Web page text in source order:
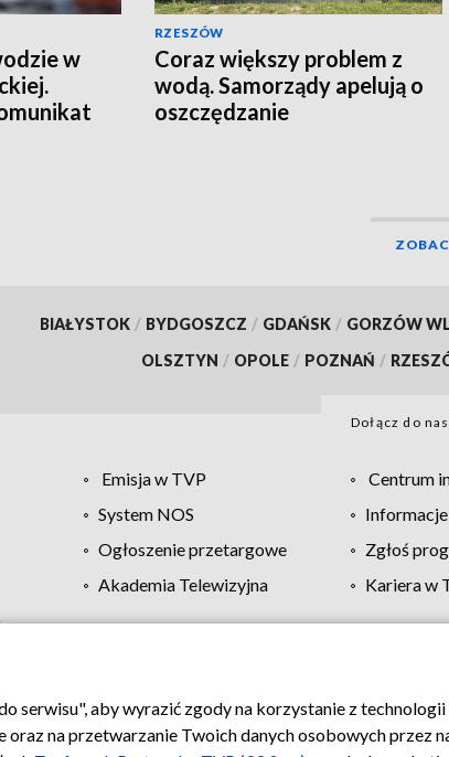
w
RZESZÓW
Coraz większy problem z
wodą. Samorządy apelują o
oszczędzanie
BIAŁYSTOK / BYDGOSZCZ / GDAŃSK / GORZÓW
OLSZTYN / OPOLE / POZNAŃ /
Dołącz do
Emisja w TVP Centrum
System NOS
Ogłoszenie przetargowe Zgłoś
Akademia Telewizyjna Kariera w
Regulamin TVP Polityka prywatności
serwisu", aby wyrazić zgody na korzystanie z
na przetwarzanie Twoich danych osobowych przez